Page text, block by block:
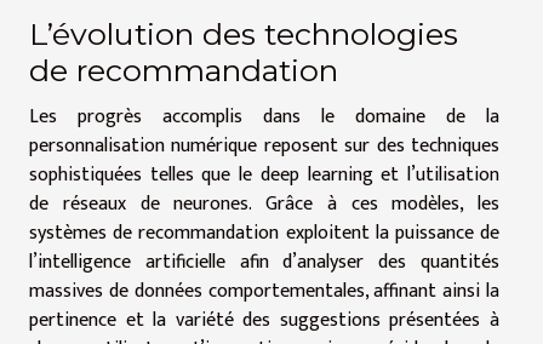
L’évolution des technologies
de recommandation
Les progrès accomplis dans le domaine de la
personnalisation numérique reposent sur des techniques
sophistiquées telles que le deep learning et l’utilisation
de réseaux de neurones. Grâce à ces modèles, les
systèmes de recommandation exploitent la puissance de
l’intelligence artificielle afin d’analyser des quantités
massives de données comportementales, affinant ainsi la
pertinence et la variété des suggestions présentées à